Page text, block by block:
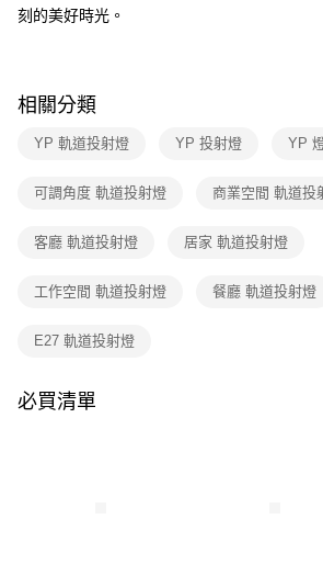
２．便利：只要手機號碼，簡訊認證，即可結帳。
結帳頁面，進行簡訊認證並確認金額後，即可完成
３．收到繳費通知簡訊後14天內，點擊此簡訊中的
※ 請注意：結帳手續完成當下不需立刻繳費，但若
※ 交易是否成功請以「AFTEE先享後付 」之結帳
客戶支援中心」https://
１．透過由恩沛科技股份有限公司提供之「AFTEE
２．關於個人資料處理事宜，請瀏覽以下網址：
刻的美好時光。
相關分類
YP 軌道投射燈 YP 投射燈 YP
可調角度 軌道投射燈 商業空間 軌道投
客廳 軌道投射燈 居家 軌道投射燈
工作空間 軌道投射燈 餐廳 軌道投射燈
E27 軌道投射燈
必買清單